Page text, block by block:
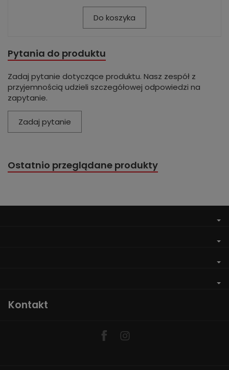
Do koszyka
Pytania do produktu
Zadaj pytanie dotyczące produktu. Nasz zespół z
przyjemnością udzieli szczegółowej odpowiedzi na
zapytanie.
Zadaj pytanie
Ostatnio przeglądane produkty
Kontakt